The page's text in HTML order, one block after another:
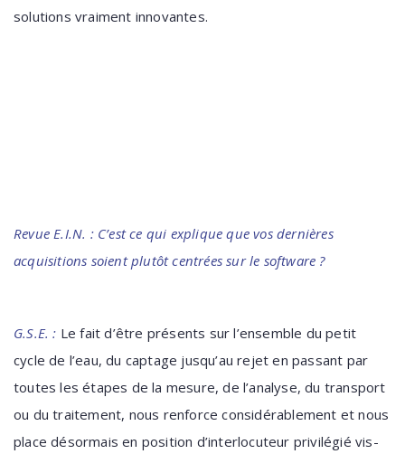
solutions vraiment innovantes.
Revue E.I.N. : C’est ce qui explique que vos dernières
acquisitions soient plutôt centrées sur le software ?
G.S.E. : Le fait d’être présents sur l’ensemble du petit
cycle de l’eau, du captage jusqu’au rejet en passant par
toutes les étapes de la mesure, de l’analyse, du transport
ou du traitement, nous renforce considérablement et nous
place désormais en position d’interlocuteur privilégié vis-